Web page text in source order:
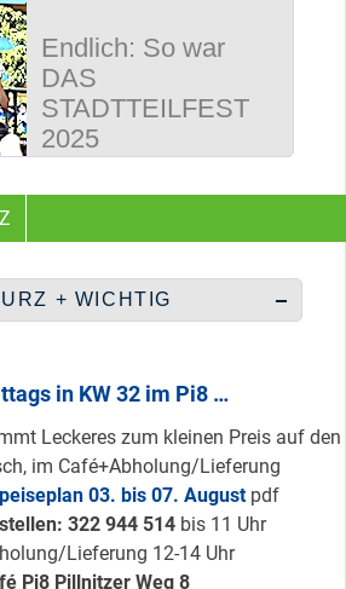
+ WICHTIG
in KW 32 im Pi8 …
Leckeres zum kleinen Preis auf den
im Café+Abholung/Lieferung
03. bis 07. August pdf
322 944 514bis 11 Uhr
Lieferung 12-14 Uhr
Pi8 Pillnitzer Weg 8
Endlich: So war
DAS
STADTTEILFEST
2025
Wegbereiter &
geht & sich
ABSCHAFFEN!
Nur grüne & gelbe
Karten für den